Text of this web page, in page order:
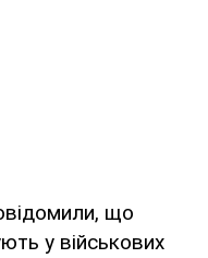
що
у військових